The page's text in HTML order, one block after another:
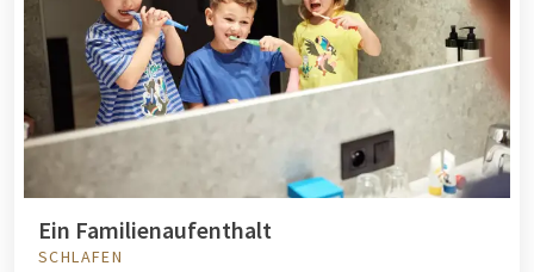
Ein Familienaufenthalt
SCHLAFEN